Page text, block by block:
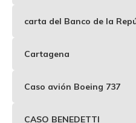
carta del Banco de la
Cartagena
Caso avión Boeing 737
CASO BENEDETTI